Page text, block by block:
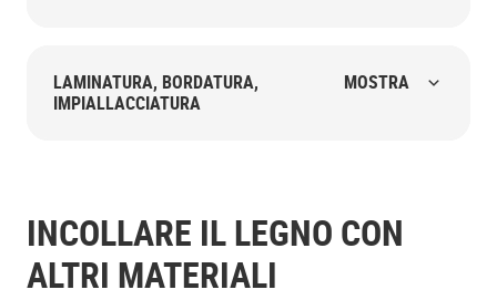
LAMINATURA, BORDATURA,
IMPIALLACCIATURA
MOSTRA
INCOLLARE IL LEGNO CON
ALTRI MATERIALI